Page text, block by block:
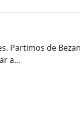
Partimos de
a...